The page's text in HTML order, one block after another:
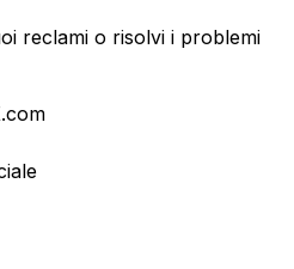
reclami o risolvi i problemi